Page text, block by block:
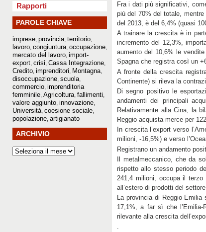
Rapporti
PAROLE CHIAVE
imprese provincia territorio
lavoro congiuntura occupazione
mercato del lavoro import-
export crisi Cassa Integrazione
Credito imprenditori Montagna
disoccupazione scuola
commercio imprenditoria
femminile Agricoltura fallimenti
valore aggiunto innovazione
Università coesione sociale
popolazione artigianato
ARCHIVIO
Fra i dati più significativi,
più del 70% del totale,
del 2013, è del 6,4% (quasi
A trainare la crescita è in
incremento del 12,3%,
aumento del 10,6% le
Spagna che registra così un
A fronte della crescita
Continente) si rileva la
Di segno positivo le
andamenti dei principali
Relativamente alla Cina, la
Reggio acquista merce per
In crescita l’export verso
milioni, -16,5%) e verso
Registrano un andamento
Il metalmeccanico, che da
rispetto allo stesso periodo
241,4 milioni, occupa il
all’estero di prodotti del
La provincia di Reggio
17,1%, a far sì che l’Emilia-
rilevante alla crescita
.